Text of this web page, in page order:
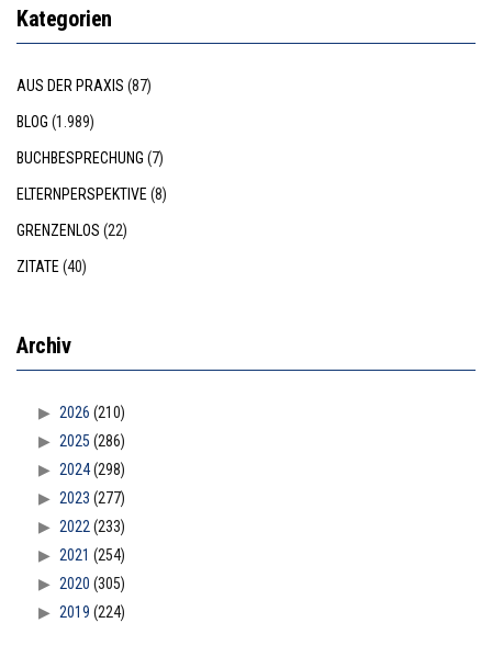
Kategorien
AUS DER PRAXIS (87)
BLOG (1.989)
BUCHBESPRECHUNG (7)
ELTERNPERSPEKTIVE (8)
GRENZENLOS (22)
ZITATE (40)
Archiv
2026 (210)
2025 (286)
2024(298)
2023 (277)
2022 (233)
2021 (254)
2020 (305)
2019 (224)